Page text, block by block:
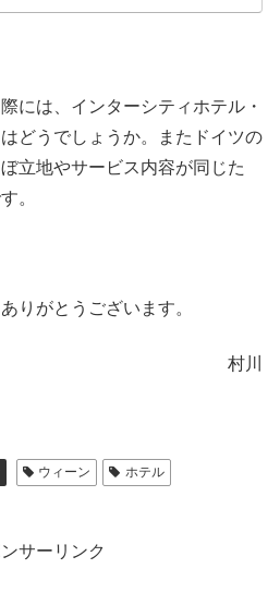
には、インターシティホテル・
どうでしょうか。またドイツの
立地やサービス内容が同じた
。
りがとうございます。
村川
ウィーン
ホテル
サーリンク